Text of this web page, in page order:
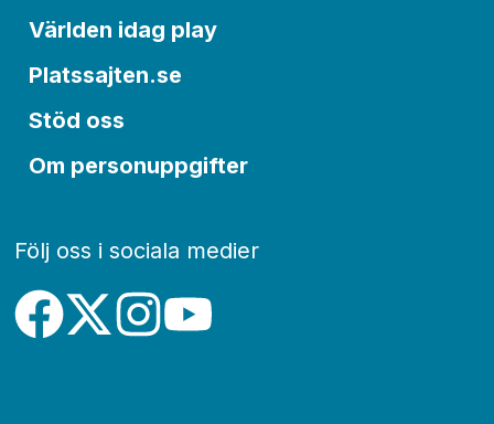
Världen idag play
Platssajten.se
Stöd oss
Om personuppgifter
Följ oss i sociala medier